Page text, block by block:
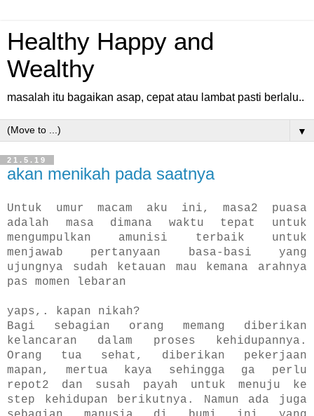
Healthy Happy and
Wealthy
masalah itu bagaikan asap, cepat atau lambat pasti berlalu..
▼
21.5.19
akan menikah pada saatnya
Untuk umur macam aku ini, masa2 puasa
adalah masa dimana waktu tepat untuk
mengumpulkan amunisi terbaik untuk
menjawab pertanyaan basa-basi yang
ujungnya sudah ketauan mau kemana arahnya
pas momen lebaran
yaps,. kapan nikah?
Bagi sebagian orang memang diberikan
kelancaran dalam proses kehidupannya.
Orang tua sehat, diberikan pekerjaan
mapan, mertua kaya sehingga ga perlu
repot2 dan susah payah untuk menuju ke
step kehidupan berikutnya. Namun ada juga